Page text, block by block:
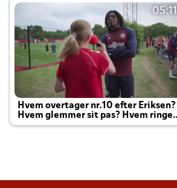
05:11
Hvem overtager nr.10 efter Eriksen?
Hvem glemmer sit pas? Hvem ringer
Joachim altid til efter kampe?